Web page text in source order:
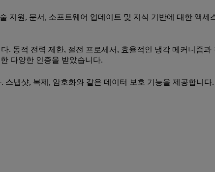
지원, 문서, 소프트웨어 업데이트 및 지식 기반에 대한 액
. 동적 전력 제한, 절전 프로세서, 효율적인 냉각 메커니즘
다양한 인증을 받았습니다.
냅샷, 복제, 암호화와 같은 데이터 보호 기능을 제공합니